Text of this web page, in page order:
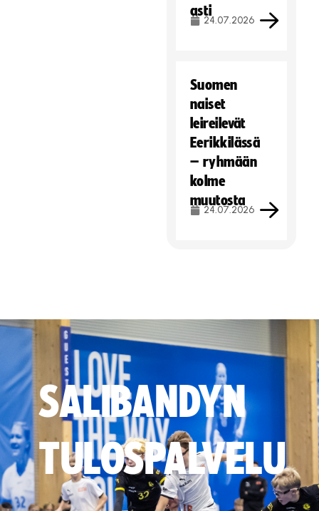
asti
24.07.2026
Suomen
naiset
leireilevät
Eerikkilässä
– ryhmään
kolme
muutosta
24.07.2026
SALIBANDYN
TULOSPALVELU